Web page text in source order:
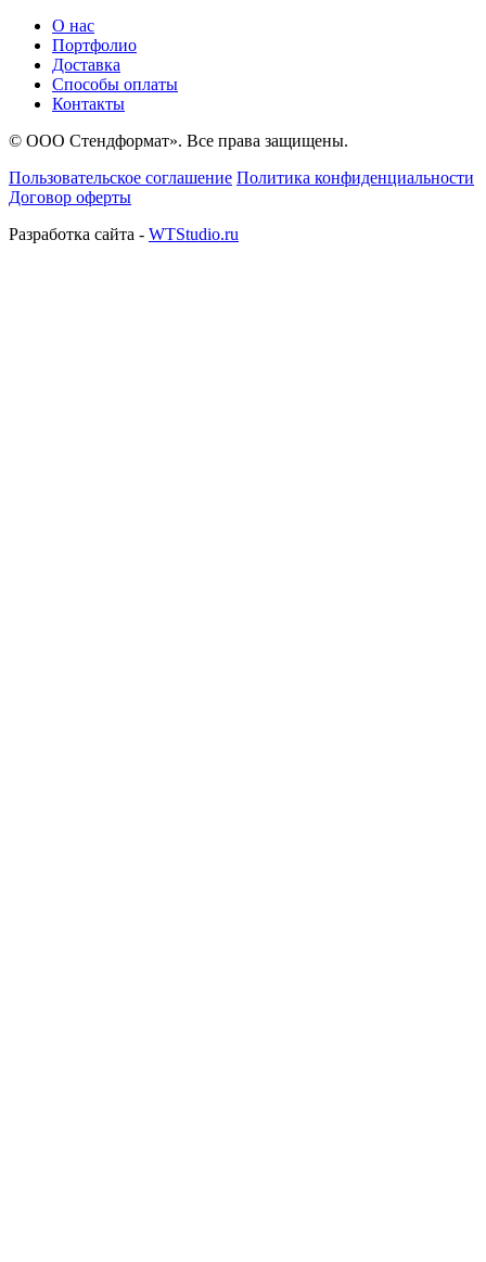
О нас
Портфолио
Доставка
Способы оплаты
Контакты
© ООО Стендформат». Все права защищены.
Пользовательское соглашение Политика конфиденциальности
Договор оферты
Разработка сайта - WTStudio.ru